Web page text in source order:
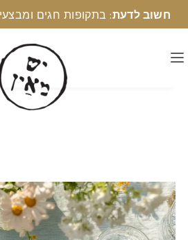
חשוב לדעת: בתקופות חגים